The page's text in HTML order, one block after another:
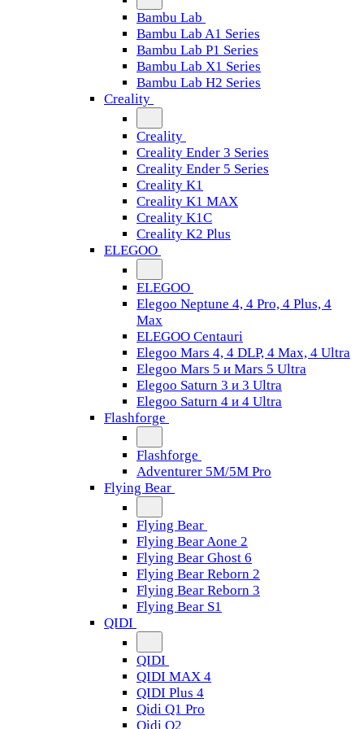
Bambu Lab
Bambu Lab A1 Series
Bambu Lab P1 Series
Bambu Lab X1 Series
Bambu Lab H2 Series
Creality
Creality
Creality Ender 3 Series
Creality Ender 5 Series
Creality K1
Creality K1 MAX
Creality K1C
Creality K2 Plus
ELEGOO
ELEGOO
Elegoo Neptune 4, 4 Pro, 4 Plus, 4
Max
ELEGOO Centauri
Elegoo Mars 4, 4 DLP, 4 Max, 4 Ultra
Elegoo Mars 5 и Mars 5 Ultra
Elegoo Saturn 3 и 3 Ultra
Elegoo Saturn 4 и 4 Ultra
Flashforge
Flashforge
Adventurer 5M/5M Pro
Flying Bear
Flying Bear
Flying Bear Aone 2
Flying Bear Ghost 6
Flying Bear Reborn 2
Flying Bear Reborn 3
Flying Bear S1
QIDI
QIDI
QIDI MAX 4
QIDI Plus 4
Qidi Q1 Pro
Qidi Q2